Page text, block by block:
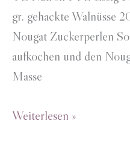
gr. gehackte Walnüsse
Nougat Zuckerperlen
aufkochen und den
Masse
Walnussmuffins
Weiterlesen »